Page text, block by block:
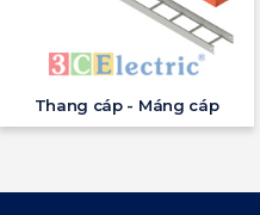
Thang cáp - Máng cáp